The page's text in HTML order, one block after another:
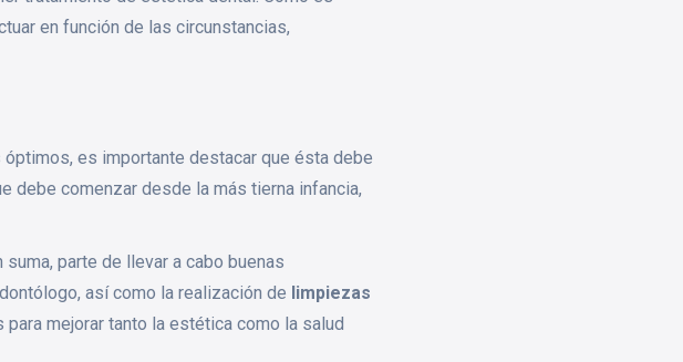
en función de las circunstancias,
es importante destacar que ésta debe
debe comenzar desde la más tierna infancia,
parte de llevar a cabo buenas
así como la realización de limpiezas
mejorar tanto la estética como la salud